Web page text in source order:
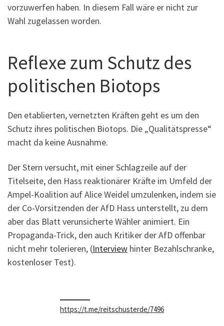
vorzuwerfen haben. In diesem Fall wäre er nicht zur
Wahl zugelassen worden.
Reflexe zum Schutz des
politischen Biotops
Den etablierten, vernetzten Kräften geht es um den
Schutz ihres politischen Biotops. Die „Qualitätspresse“
macht da keine Ausnahme.
Der Stern versucht, mit einer Schlagzeile auf der
Titelseite, den Hass reaktionärer Kräfte im Umfeld der
Ampel-Koalition auf Alice Weidel umzulenken, indem sie
der Co-Vorsitzenden der AfD Hass unterstellt, zu dem
aber das Blatt verunsicherte Wähler animiert. Ein
Propaganda-Trick, den auch Kritiker der AfD offenbar
nicht mehr tolerieren, (Interview hinter Bezahlschranke,
kostenloser Test).
https://t.me/reitschusterde/7496